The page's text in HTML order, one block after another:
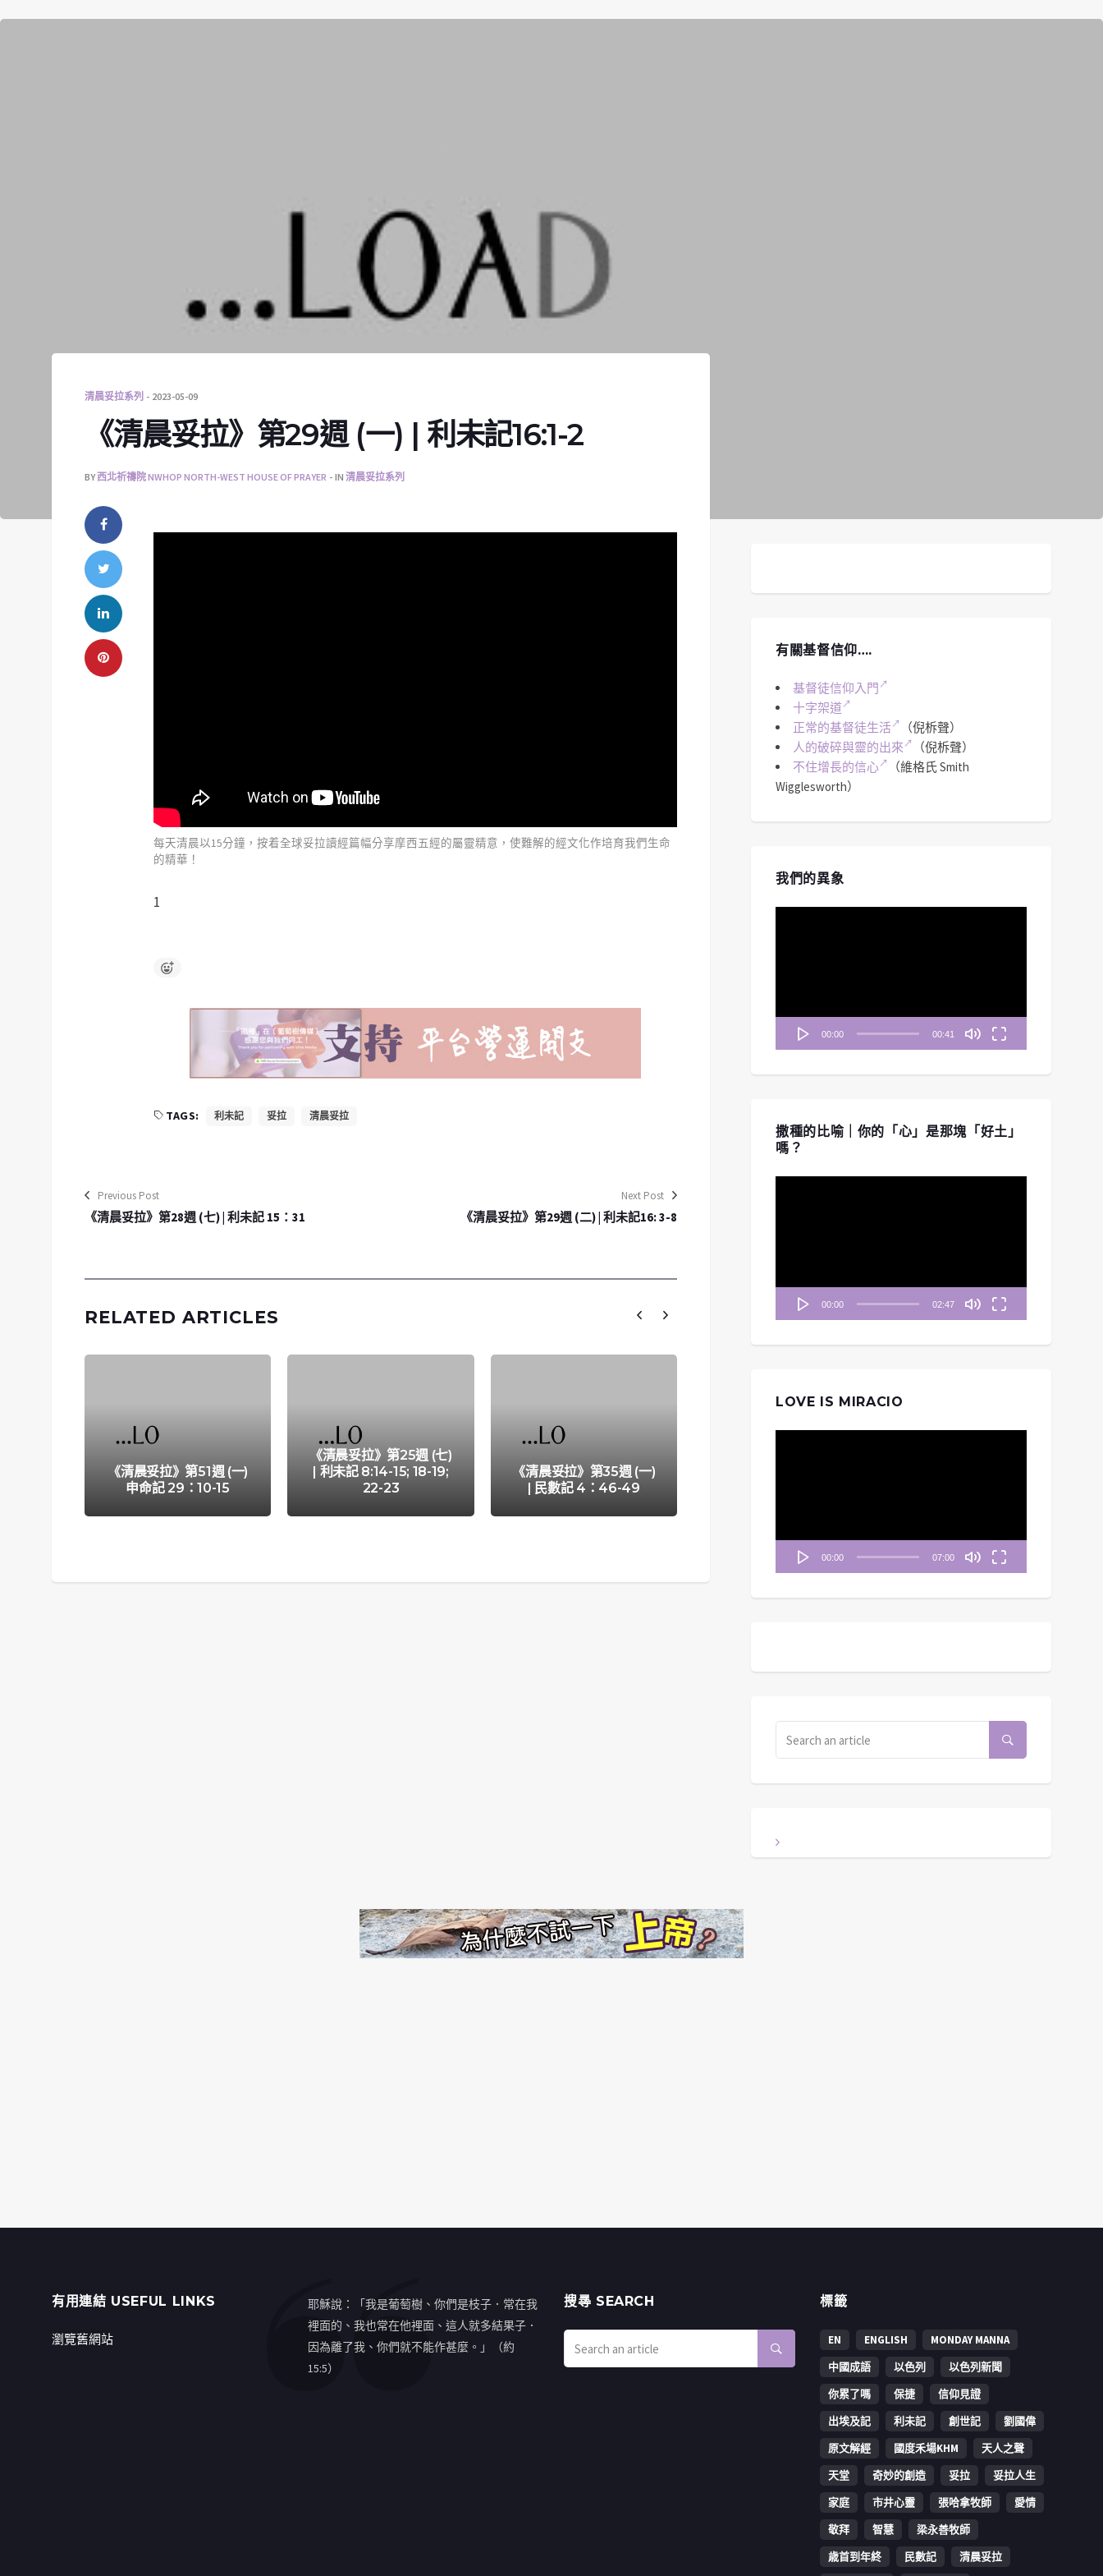
清晨妥拉系列 2023-05-09
《清晨妥拉》第29週 (一) | 利未記16:1-2
BY西北祈禱院 NWHOP NORTH-WEST HOUSE OF PRAYER IN 清晨妥拉系列
每天清晨以15分鐘，按着全球妥拉讀經篇幅分享摩西五經的屬靈精意，使難解的經文化作培育我們生命
的精華！
1
TAGS: 利未記 妥拉 清晨妥拉
Previous Post
《清晨妥拉》第28週 (七) | 利未記 15：31
Next Post
《清晨妥拉》第29週 (二) | 利未記16: 3-8
RELATED ARTICLES
《清晨妥拉》第51週 (一)
申命記 29：10-15
《清晨妥拉》第25週 (七)
| 利未記 8:14-15; 18-19;
22-23
《清晨妥拉》第35週 (一)
| 民數記 4：46-49
有關基督信仰….
基督徒信仰入門
十字架道
正常的基督徒生活
（倪柝聲）
人的破碎與靈的出來
（倪柝聲）
不住增長的信心
（維格氏 Smith
Wigglesworth）
我們的異象
00:00 00:41
撒種的比喻｜你的「心」是那塊「好土」
嗎？
00:00 02:47
LOVE IS MIRACIO
00:00 07:00
有用連結 USEFUL LINKS
瀏覽舊網站
耶穌說：「我是葡萄樹、你們是枝子．常在我
裡面的、我也常在他裡面、這人就多結果子．
因為離了我、你們就不能作甚麼。」（約
15:5）
搜㝷 SEARCH 標籤
EN ENGLISH
MONDAY MANNA
中國成語
以色列
以色列新聞
你累了嗎
保捷
信仰見證
出埃及記
利未記 創世記
劉國偉
原文解經
國度禾場KHM
天人之聲
天堂
奇妙的創造 妥拉
妥拉人生
家庭
市井心靈 張哈拿牧師
愛情
敬拜
智慧
梁永善牧師
歳首到年終
民數記 清晨妥拉